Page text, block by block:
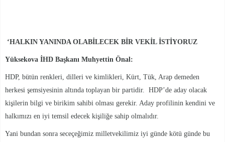
‘HALKIN YANINDA OLABİLECEK BİR VEKİL İSTİYORUZ
Yüksekova İHD Başkanı Muhyettin Önal:
HDP, bütün renkleri, dilleri ve kimlikleri, Kürt, Tük, Arap demeden
herkesi şemsiyesinin altında toplayan bir partidir. HDP’de aday olacak
kişilerin bilgi ve birikim sahibi olması gerekir. Aday profilinin kendini ve
halkımızı en iyi temsil edecek kişiliğe sahip olmalıdır.
Yani bundan sonra seceçeğimiz milletvekilimiz iyi günde kötü günde bu